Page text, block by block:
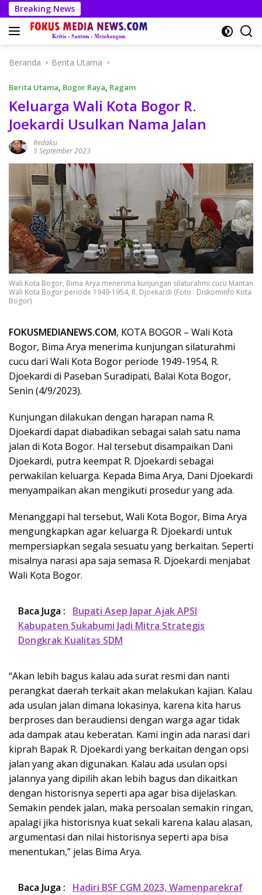
Langsung
ke
konten
Breaking News
Beranda Berita Utama
Berita Utama, Bogor Raya, Ragam
Keluarga Wali Kota Bogor R.
Joekardi Usulkan Nama Jalan
Redaksi
5 September 2023
Wali Kota Bogor, Bima Arya menerima kunjungan silaturahmi cucu Mantan
Wali Kota Bogor periode 1949-1954, R. Djoekardi (Foto : Diskominfo Kota
Bogor)
FOKUSMEDIANEWS.COM, KOTA BOGOR – Wali Kota
Bogor, Bima Arya menerima kunjungan silaturahmi
cucu dari Wali Kota Bogor periode 1949-1954, R.
Djoekardi di Paseban Suradipati, Balai Kota Bogor,
Senin (4/9/2023).
Kunjungan dilakukan dengan harapan nama R.
Djoekardi dapat diabadikan sebagai salah satu nama
jalan di Kota Bogor. Hal tersebut disampaikan Dani
Djoekardi, putra keempat R. Djoekardi sebagai
perwakilan keluarga. Kepada Bima Arya, Dani Djoekardi
menyampaikan akan mengikuti prosedur yang ada.
Menanggapi hal tersebut, Wali Kota Bogor, Bima Arya
mengungkapkan agar keluarga R. Djoekardi untuk
mempersiapkan segala sesuatu yang berkaitan. Seperti
misalnya narasi apa saja semasa R. Djoekardi menjabat
Wali Kota Bogor.
Baca Juga :
Bupati Asep Japar Ajak APSI
Kabupaten Sukabumi Jadi Mitra Strategis
Dongkrak Kualitas SDM
“Akan lebih bagus kalau ada surat resmi dan nanti
perangkat daerah terkait akan melakukan kajian. Kalau
ada usulan jalan dimana lokasinya, karena kita harus
berproses dan beraudiensi dengan warga agar tidak
ada dampak atau keberatan. Kami ingin ada narasi dari
kiprah Bapak R. Djoekardi yang berkaitan dengan opsi
jalan yang akan digunakan. Kalau ada usulan opsi
jalannya yang dipilih akan lebih bagus dan dikaitkan
dengan historisnya seperti apa agar bisa dijelaskan.
Semakin pendek jalan, maka persoalan semakin ringan,
apalagi jika historisnya kuat sekali karena kalau alasan,
argumentasi dan nilai historisnya seperti apa bisa
menentukan,” jelas Bima Arya.
Baca Juga :
Hadiri BSF CGM 2023, Wamenparekraf